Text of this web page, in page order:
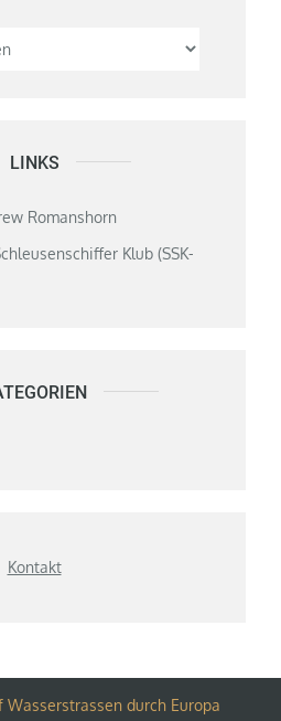
LINKS
Romanshorn
Klub (SSK-
Kontakt
Wasserstrassen durch Europa